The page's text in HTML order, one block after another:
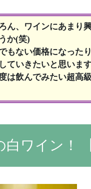
ん、ワインにあまり
か(笑)
もない価格になった
ていきたいと思います
は飲んでみたい超高
白ワイン！